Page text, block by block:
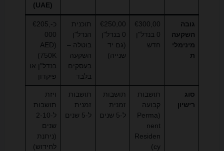
גובה
השקעה
מינימלי
ת
€300,00
0 בנדל"ן
חדש
€250,00
0 בנדל"ן
(גם יד
שנייה)
תוכנית
הנדל"ן
בוטלה –
השקעה
בעסקים
בלבד
כ-€205,
000
(AED
750K)
בנדל"ן או
פיקדון
סוג
רישיון
תושבות
קבועה
(Perma
nent
Residen
cy)
תושבות
זמנית
ל-5 שנים
תושבות
זמנית
ל-5 שנים
ויזת
תושבות
ל-2-10
שנים
(ניתנת
לחידוש)